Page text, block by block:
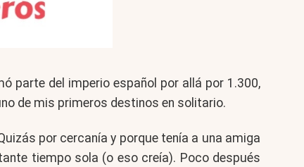
parte del imperio español por allá por 1.300,
de mis primeros destinos en solitario.
por cercanía y porque tenía a una amiga
tiempo sola (o eso creía). Poco después